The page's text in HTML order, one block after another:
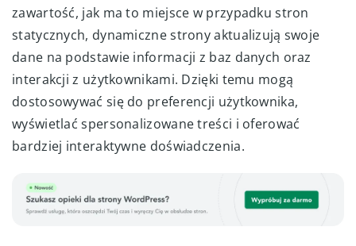
zawartość, jak ma to miejsce w przypadku stron
statycznych, dynamiczne strony aktualizują swoje
dane na podstawie informacji z baz danych oraz
interakcji z użytkownikami. Dzięki temu mogą
dostosowywać się do preferencji użytkownika,
wyświetlać spersonalizowane treści i oferować
bardziej interaktywne doświadczenia.